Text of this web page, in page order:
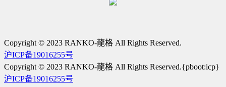
Copyright © 2023 RANKO-龍格 All Rights Reserved.
沪ICP备19016255号
Copyright © 2023 RANKO-龍格 All Rights Reserved.{pboot:icp}
沪ICP备19016255号